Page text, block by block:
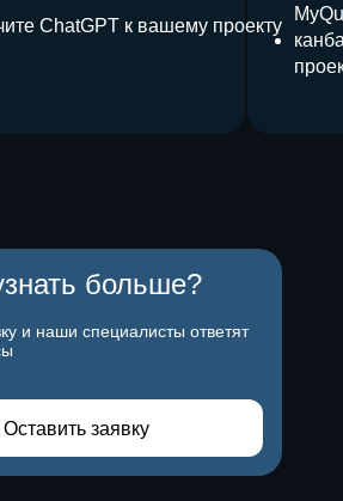
ChatGPT к вашему проекту
Оставить заявку
больше?
и наши специалисты ответят